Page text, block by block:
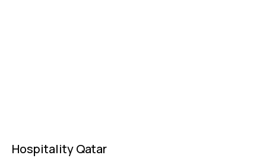
Hospitality Qatar